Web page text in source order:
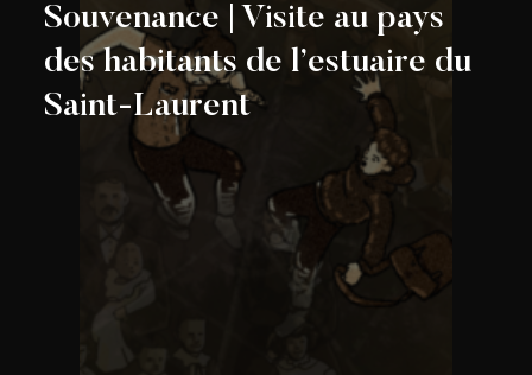
Souvenance | Visite au pays
des habitants de l’estuaire du
Saint-Laurent